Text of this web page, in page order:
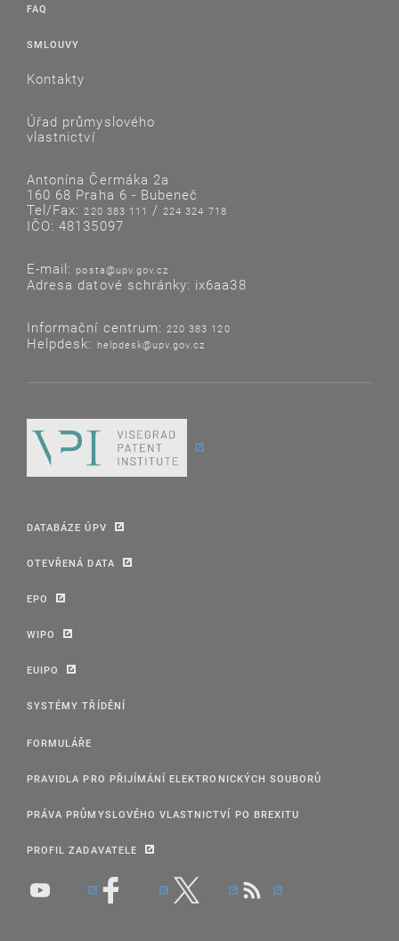
FAQ
SMLOUVY
Kontakty
Úřad průmyslového
vlastnictví
Antonína Čermáka 2a
160 68 Praha 6 - Bubeneč
Tel/Fax:220 383 111 /224 324 718
IČO: 48135097
E-mail: posta@upv.gov.cz
Adresa datové schránky: ix6aa38
Informační centrum: 220 383 120
Helpdesk: helpdesk@upv.gov.cz
DATABÁZE ÚPV
OTEVŘENÁ DATA
EPO
WIPO
EUIPO
SYSTÉMY TŘÍDĚNÍ
FORMULÁŘE
PRAVIDLA PRO PŘIJÍMÁNÍ ELEKTRONICKÝCH SOUBORŮ
PRÁVA PRŮMYSLOVÉHO VLASTNICTVÍ PO BREXITU
PROFIL ZADAVATELE